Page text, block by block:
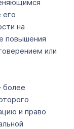
его
на
повышения
или
более
и право